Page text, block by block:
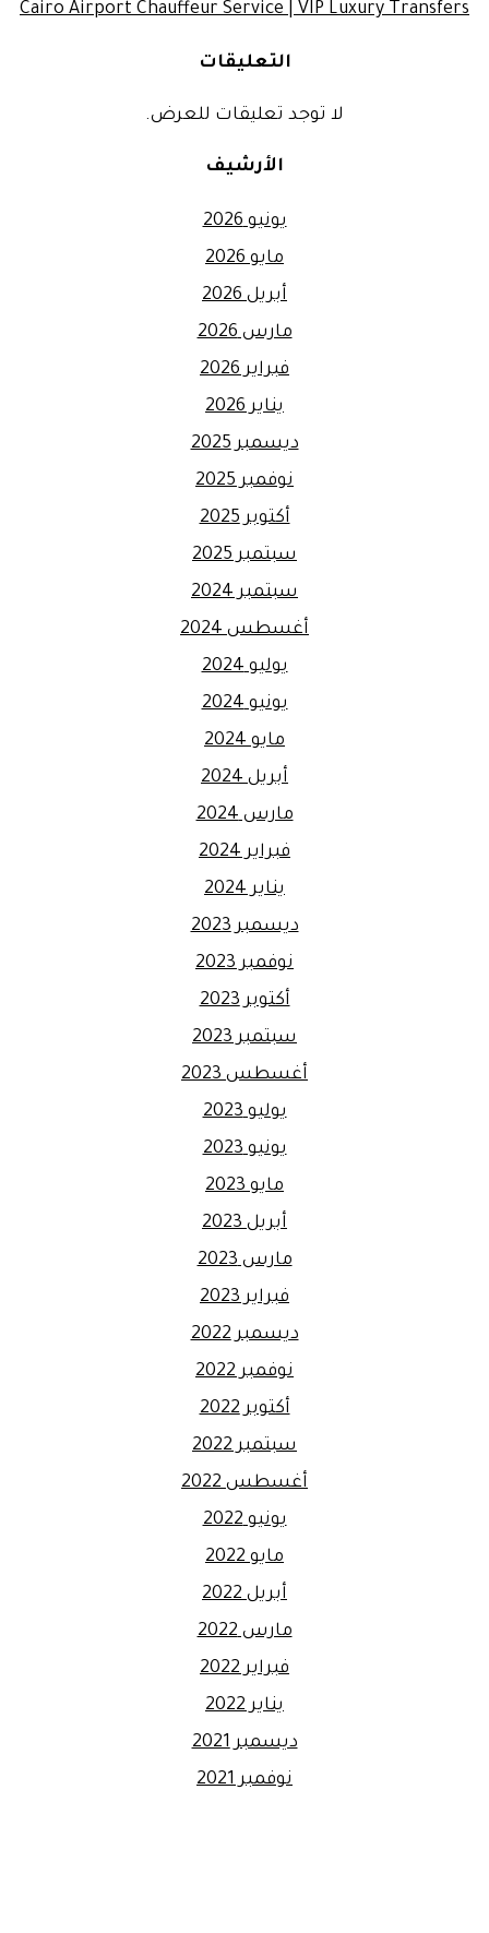
Cairo Airport Chauffeur Service | VIP Luxury Transfers
التعليقات
لا توجد تعليقات للعرض.
الأرشيف
يونيو 2026
مايو 2026
أبريل 2026
مارس 2026
فبراير 2026
يناير 2026
ديسمبر 2025
نوفمبر 2025
أكتوبر 2025
سبتمبر 2025
سبتمبر 2024
أغسطس 2024
يوليو 2024
يونيو 2024
مايو 2024
أبريل 2024
مارس 2024
فبراير 2024
يناير 2024
ديسمبر 2023
نوفمبر 2023
أكتوبر 2023
سبتمبر 2023
أغسطس 2023
يوليو 2023
يونيو 2023
مايو 2023
أبريل 2023
مارس 2023
فبراير 2023
ديسمبر 2022
نوفمبر 2022
أكتوبر 2022
سبتمبر 2022
أغسطس 2022
يونيو 2022
مايو 2022
أبريل 2022
مارس 2022
فبراير 2022
يناير 2022
ديسمبر 2021
نوفمبر 2021